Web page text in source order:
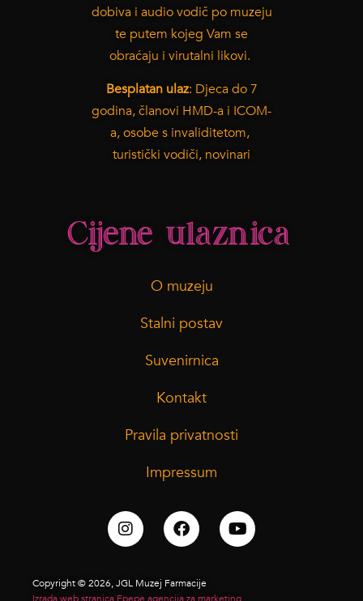
dobiva i audio vodič po muzeju
te putem kojeg Vam se
obraćaju i virutalni likovi.
Besplatan ulaz: Djeca do 7
godina, članovi HMD-a i ICOM-
a, osobe s invaliditetom,
turistički vodiči, novinari
Cijene ulaznica
O muzeju
Stalni postav
Suvenirnica
Kontakt
Pravila privatnosti
Impressum
Copyright © 2026, JGL Muzej Farmacije
Izrada web stranica Epepe agencija za marketing.